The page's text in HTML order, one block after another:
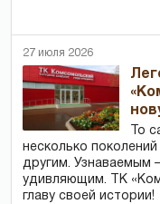
27 июля 2026
То
несколько
другим. Узнаваемым
удивляющим. ТК
главу своей истории!